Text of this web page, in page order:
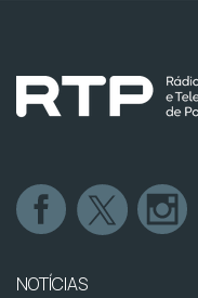
NOTÍCIAS